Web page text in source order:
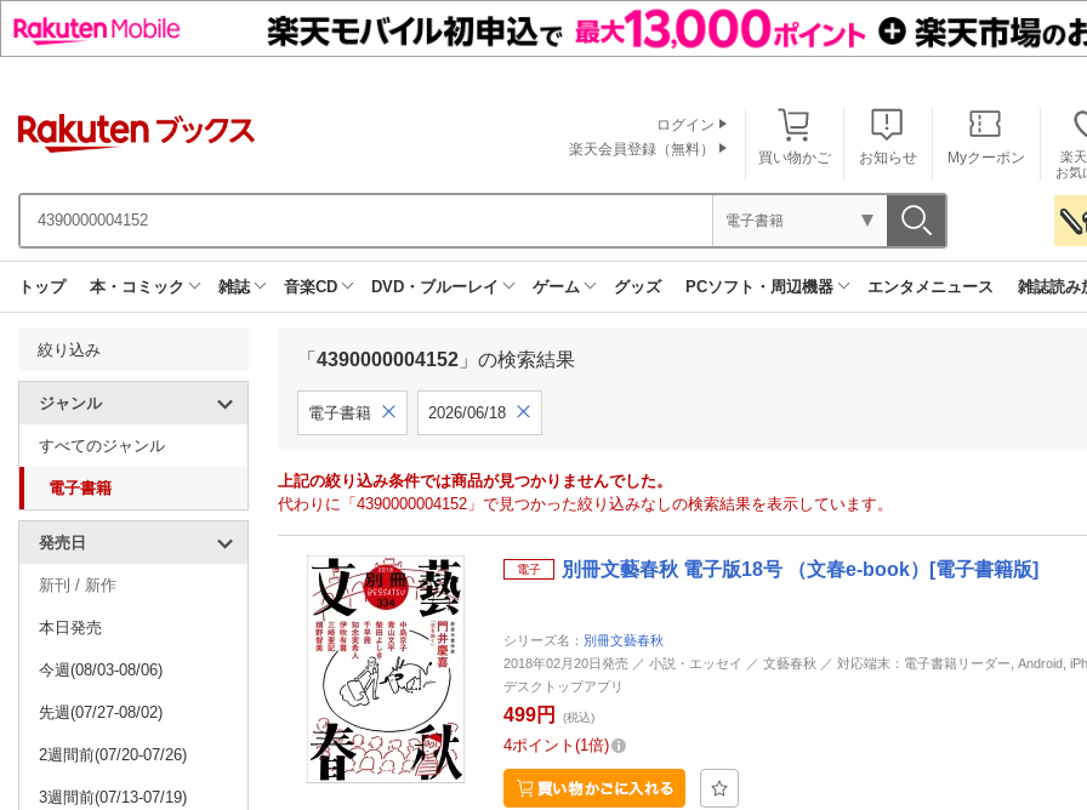
買い物かご お知らせ Myクーポン
楽
お気
ログイン
楽天会員登録（無料）
電子書籍
トップ 本・コミック 雑誌 音楽CD DVD・ブルーレイ ゲーム グッズ PCソフト・周辺機器 エンタメニュース 雑誌読み
絞り込み
ジャンル
すべてのジャンル
電子書籍
発売日
新刊 / 新作
本日発売
今週(08/03-08/06)
先週(07/27-08/02)
2週間前(07/20-07/26)
3週間前(07/13-07/19)
「 4390000004152 」の検索結果
電子書籍 2026/06/18
上記の絞り込み条件では商品が見つかりませんでした。
代わりに「4390000004152」で見つかった絞り込みなしの検索結果を表示しています。
電子 別冊文藝春秋 電子版18号 （文春e-book）[電子書籍版]
シリーズ名： 別冊文藝春秋
2018年02月20日発売 ／ 小説・エッセイ ／ 文藝春秋 ／ 対応端末：電子書籍リーダー, Android,
デスクトップアプリ
499円 (税込)
4ポイント 1倍